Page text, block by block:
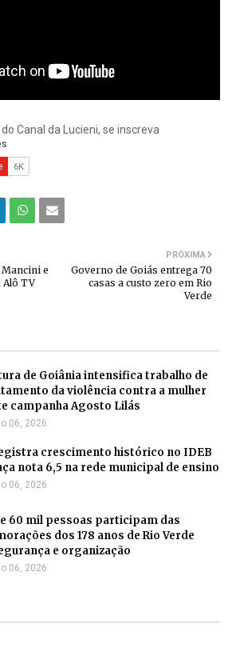
Canal da Lucieni, se inscreva
PRÓXIMA
Governo de Goiás entrega 70
casas a custo zero em Rio
Verde
e
Alô TV
de Goiânia intensifica trabalho de
da violência contra a mulher
campanha Agosto Lilás
06, 2026
crescimento histórico no IDEB
nota 6,5 na rede municipal de ensino
06, 2026
60 mil pessoas participam das
dos 178 anos de Rio Verde
e organização
06, 2026